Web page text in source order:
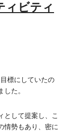
ィビティ
標にしていたの
た。
として提案し、こ
情勢もあり、密に